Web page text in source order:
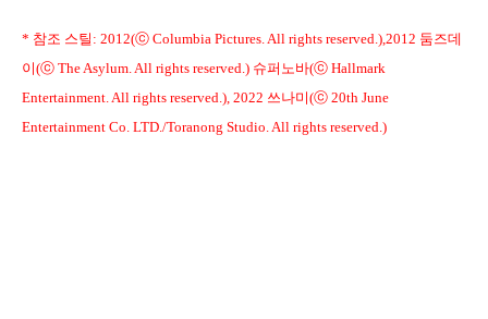
* 참조 스틸: 2012(ⓒ Columbia Pictures. All rights reserved.),2012 둠즈데
이(ⓒ The Asylum. All rights reserved.) 슈퍼노바(ⓒ Hallmark
Entertainment. All rights reserved.), 2022 쓰나미(ⓒ 20th June
Entertainment Co. LTD./Toranong Studio. All rights reserved.)